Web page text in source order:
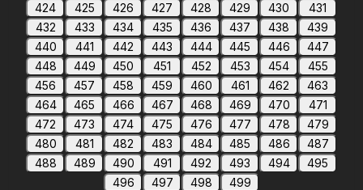
424
425 426 427 428 429 430
431
432
433 434 435 436 437 438
439
440
441 442 443 444 445 446
447
448
449 450 451 452 453 454
455
456
457 458 459 460 461 462
463
464
465 466 467 468 469 470
471
472
473 474 475 476 477 478
479
480
481 482 483 484 485 486
487
488
489 490 491 492 493 494
495
496
497 498 499